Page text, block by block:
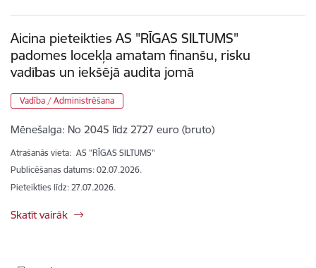
Aicina pieteikties AS "RĪGAS SILTUMS"
padomes locekļa amatam finanšu, risku
vadības un iekšējā audita jomā
Vadība / Administrēšana
Mēnešalga: No 2045 līdz 2727 euro (bruto)
Atrašanās vieta: AS "RĪGAS SILTUMS"
Publicēšanas datums: 02.07.2026.
Pieteikties līdz: 27.07.2026.
Skatīt vairāk